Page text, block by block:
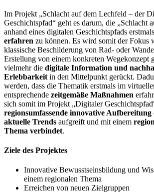
Im Projekt „Schlacht auf dem Lechfeld – der
Geschichtspfad“ geht es darum, die „Schlacht
anhand eines digitalen Geschichtspfads
erfahren zu können. Es wird somit der Fokus
klassische Beschilderung von Rad- oder
Erstellung von einem konkreten Wegekonzept
vielmehr die digitale Information und
Erlebbarkeit in den Mittelpunkt gerückt.
werden, dass die Thematik erstmals im
entsprechende zeitgemäße Maßnahmen
sich somit im Projekt „Digitaler
regionsumfassende innovative Aufbereitung
aktuelle Trends aufgreift und mit einem
Thema verbindet.
Ziele des Projektes
Innovative Bewusstseinsbildung und
einem regionalen Thema
Erreichen von neuen Zielgruppen